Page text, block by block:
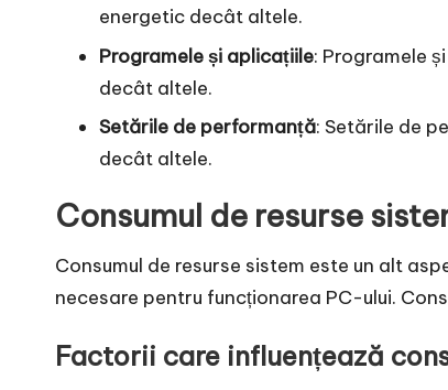
energetic decât altele.
Programele și aplicațiile: Programele
decât altele.
Setările de performanță: Setările de
decât altele.
Consumul de resurse
Consumul de resurse sistem este un alt
necesare pentru funcționarea PC-ului.
Factorii care influențează